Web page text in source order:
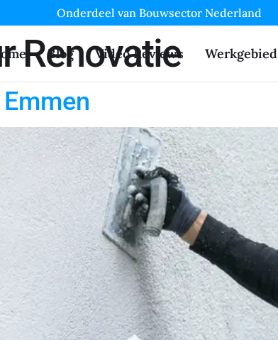
Onderdeel van Bouwsector Nederland
Blog Video Reviews Werkgebied
Renovatie